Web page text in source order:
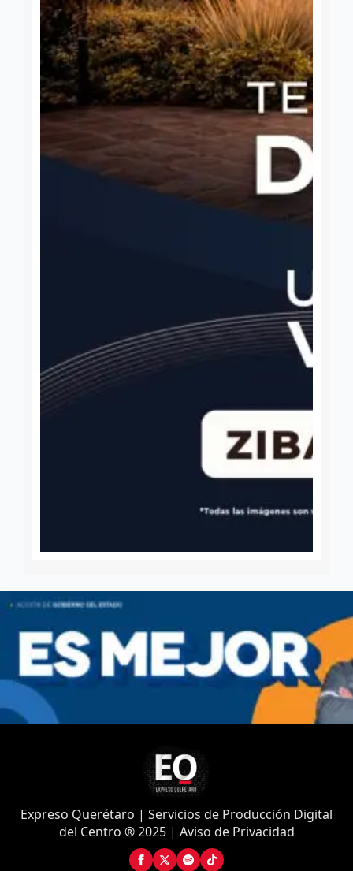
Expreso Querétaro | Servicios de Producción Digital
del Centro ® 2025 | Aviso de Privacidad